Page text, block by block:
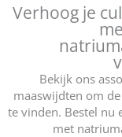
Verhoog je
Bekijk ons
maaswijdten om
te vinden. Bestel nu
met